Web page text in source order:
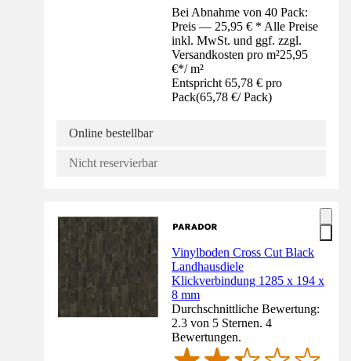
Bei Abnahme von 40 Pack:
Preis — 25,95 € * Alle Preise
inkl. MwSt. und ggf. zzgl.
Versandkosten pro m²25,95
€*/ m²
Entspricht 65,78 € pro
Pack(65,78 €/ Pack)
Online bestellbar
Nicht reservierbar
Vinylboden Cross Cut Black
Landhausdiele
Klickverbindung 1285 x 194 x
8 mm
Durchschnittliche Bewertung:
2.3 von 5 Sternen. 4
Bewertungen.